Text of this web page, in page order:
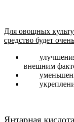
Для овощных
средство будет
внешним
Янтарная